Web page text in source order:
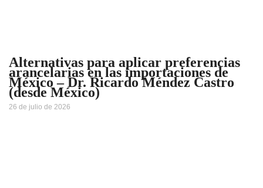
Alternativas para aplicar preferencias
arancelarias en las importaciones de
México – Dr. Ricardo Méndez Castro
(desde México)
26 de julio de 2026